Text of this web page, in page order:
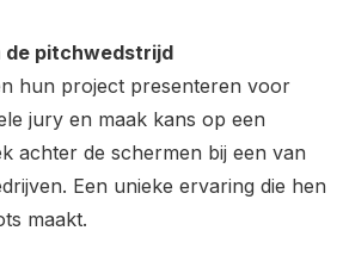
de pitchwedstrijd
hun project presenteren voor
jury en maak kans op een
achter de schermen bij een van
Een unieke ervaring die hen
maakt.